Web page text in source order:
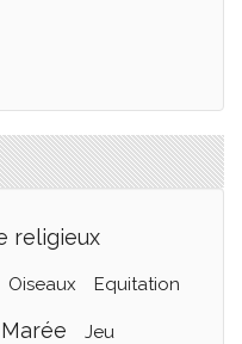
religieux
oiseaux equitation
marée jeu